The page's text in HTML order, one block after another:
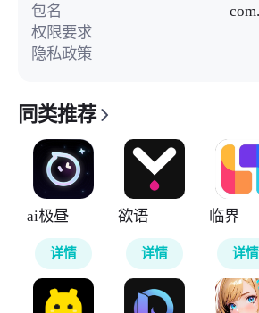
包名
权限要求
隐私政策
同类推荐
ai极昼
详情
欲语
详情
临界
详情